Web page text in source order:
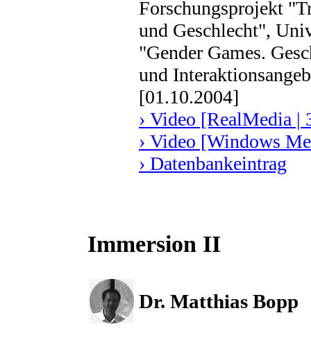
Forschungsprojekt
und Geschlecht",
"Gender Games.
und
[01.10.2004]
› Video [RealMedia |
› Video [Windows
› Datenbankeintrag
Immersion II
Dr. Matthias Bopp